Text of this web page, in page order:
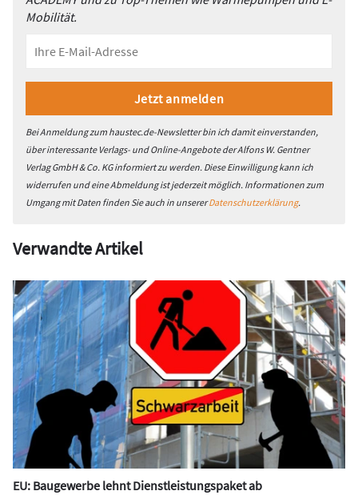
Mobilität.
Bei Anmeldung zum haustec.de-Newsletter bin ich damit einverstanden,
über interessante Verlags- und Online-Angebote der Alfons W. Gentner
Verlag GmbH & Co. KG informiert zu werden. Diese Einwilligung kann ich
widerrufen und eine Abmeldung ist jederzeit möglich. Informationen zum
Umgang mit Daten finden Sie auch in unsererDatenschutzerklärung.
Verwandte Artikel
EU: Baugewerbe lehnt Dienstleistungspaket ab